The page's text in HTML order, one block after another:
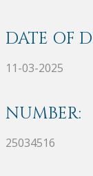
DATE OF
11-03-2025
NUMBER:
25034516